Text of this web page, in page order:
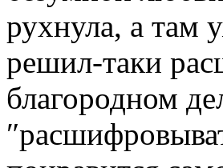
рухнула, а там
решил-таки
благородном